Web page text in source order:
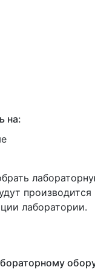
на:
лаборатории.